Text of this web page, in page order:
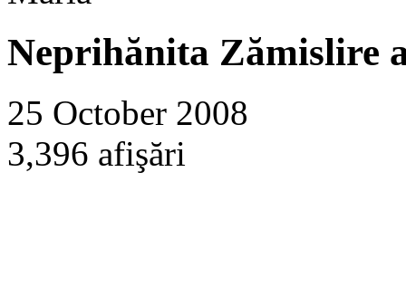
Neprihănita Zămislire
25 October 2008
3,396 afişări